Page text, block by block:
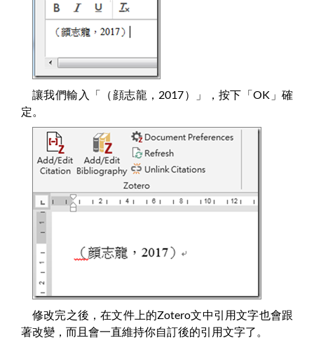
讓我們輸入「（顔志龍，2017）」，按下「OK」確
定。
修改完之後，在文件上的Zotero文中引用文字也會跟
著改變，而且會一直維持你自訂後的引用文字了。